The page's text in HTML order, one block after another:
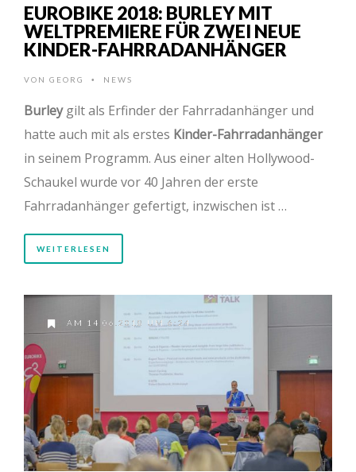
EUROBIKE 2018: BURLEY MIT
WELTPREMIERE FÜR ZWEI NEUE
KINDER-FAHRRADANHÄNGER
VON GEORG • NEWS
Burleygilt als Erfinder der Fahrradanhänger und
hatte auch mit als erstes Kinder-Fahrradanhänger
in seinem Programm. Aus einer alten Hollywood-
Schaukel wurde vor 40 Jahren der erste
Fahrradanhänger gefertigt, inzwischen ist …
WEITERLESEN
AM 14.06.2018 UM 6:24